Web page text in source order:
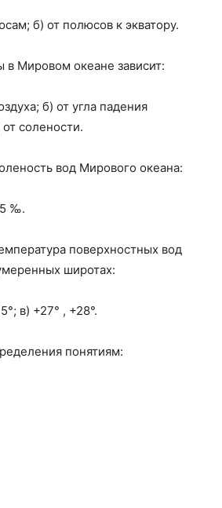
б) от полюсов к экватору.
в Мировом океане зависит:
б) от угла падения
солености.
вод Мирового океана:
‰.
поверхностных вод
широтах:
в) +27° , +28°.
понятиям: